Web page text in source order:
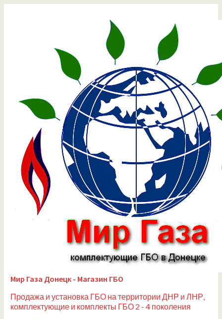
Мир Газа Донецк - Магазин ГБО
Продажа и установка ГБО на территории ДНР и ЛНР,
комплектующие и комплекты ГБО 2 - 4 поколения